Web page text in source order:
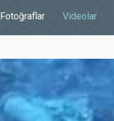
Fotoğraflar Videolar